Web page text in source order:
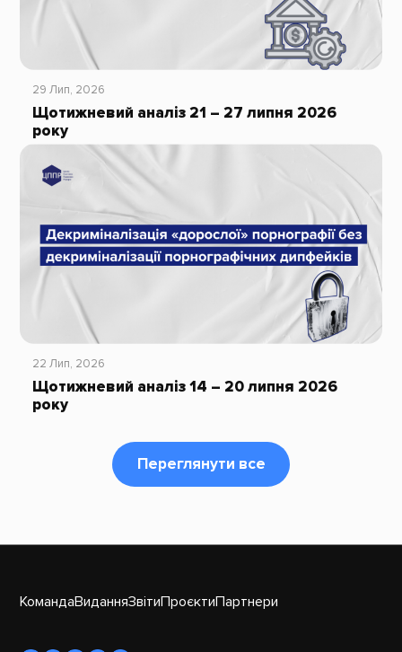
29 Лип, 2026
Щотижневий аналіз 21 – 27 липня 2026
року
22 Лип, 2026
Щотижневий аналіз 14 – 20 липня 2026
року
Переглянути все
КомандаВиданняЗвітиПроєктиПартнери